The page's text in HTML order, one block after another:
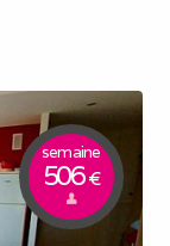
semaine
506€